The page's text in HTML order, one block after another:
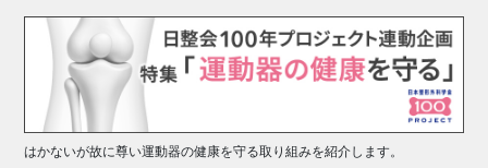
はかないが故に尊い運動器の健康を守る取り組みを紹介します。